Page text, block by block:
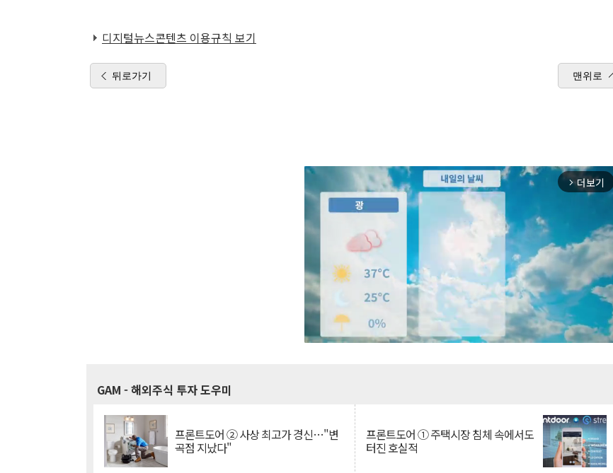
디지털뉴스콘텐츠 이용규칙 보기
뒤로가기 맨위로
arrow_forward_ios 더보기
GAM - 해외주식 투자 도우미
프론트도어 ② 사상 최고가 경신…"변
곡점 지났다"
프론트도어 ① 주택시장 침체 속에서도
터진 호실적